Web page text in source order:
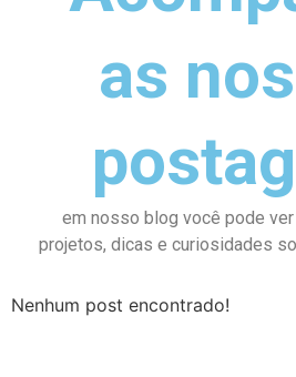
as
em nosso blog você pode
projetos, dicas e curiosidades
Nenhum post encontrado!